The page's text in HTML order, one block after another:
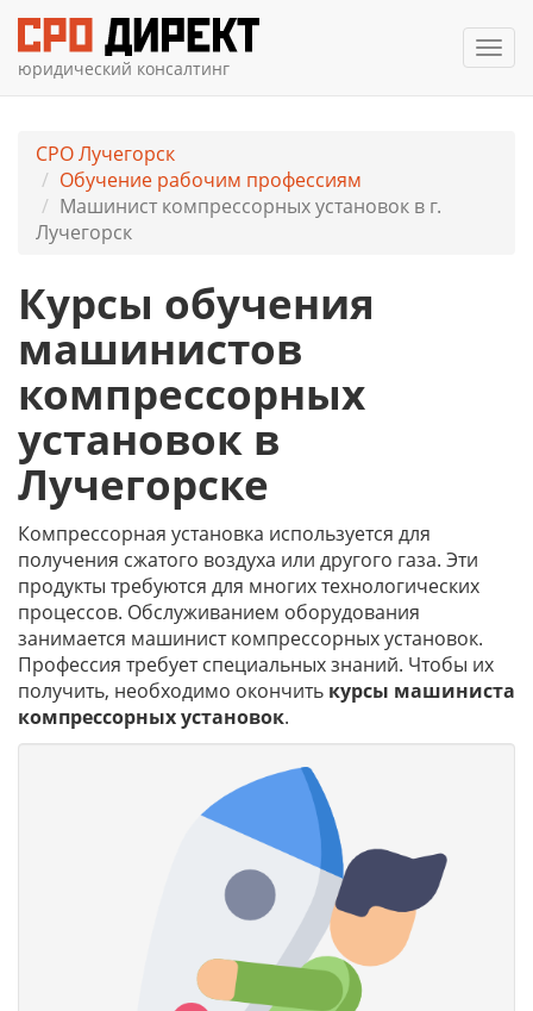
юридический консалтинг
СРО Лучегорск
Обучение рабочим профессиям
Машинист компрессорных установок в г.
Лучегорск
Курсы обучения
машинистов
компрессорных
установок в
Лучегорске
Компрессорная установка используется для
получения сжатого воздуха или другого газа. Эти
продукты требуются для многих технологических
процессов. Обслуживанием оборудования
занимается машинист компрессорных установок.
Профессия требует специальных знаний. Чтобы их
получить, необходимо окончить курсы машиниста
компрессорных установок.